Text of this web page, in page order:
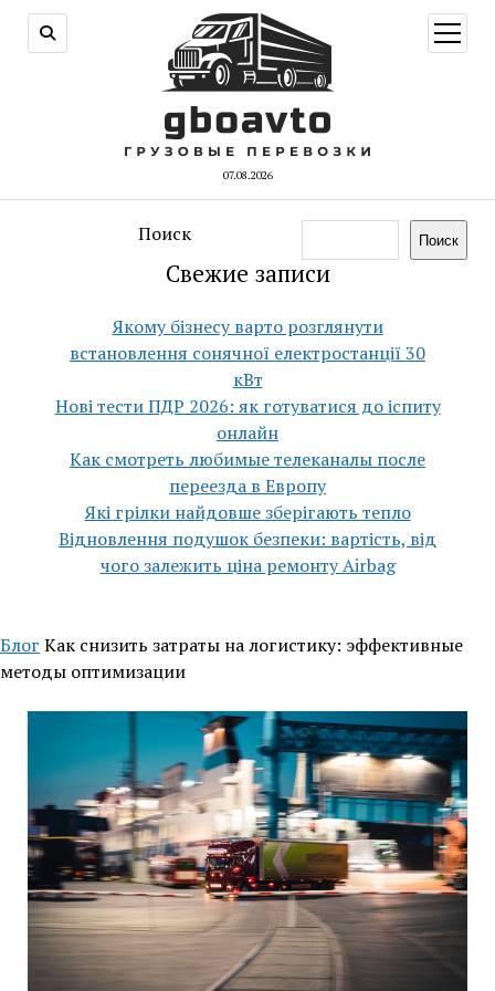
07.08.2026
меню
Поиск Поиск
Свежие записи
Якому бізнесу варто розглянути
встановлення сонячної електростанції 30
кВт
Нові тести ПДР 2026: як готуватися до іспиту
онлайн
Как смотреть любимые телеканалы после
переезда в Европу
Які грілки найдовше зберігають тепло
Відновлення подушок безпеки: вартість, від
чого залежить ціна ремонту Airbag
Блог Как снизить затраты на логистику: эффективные
методы оптимизации